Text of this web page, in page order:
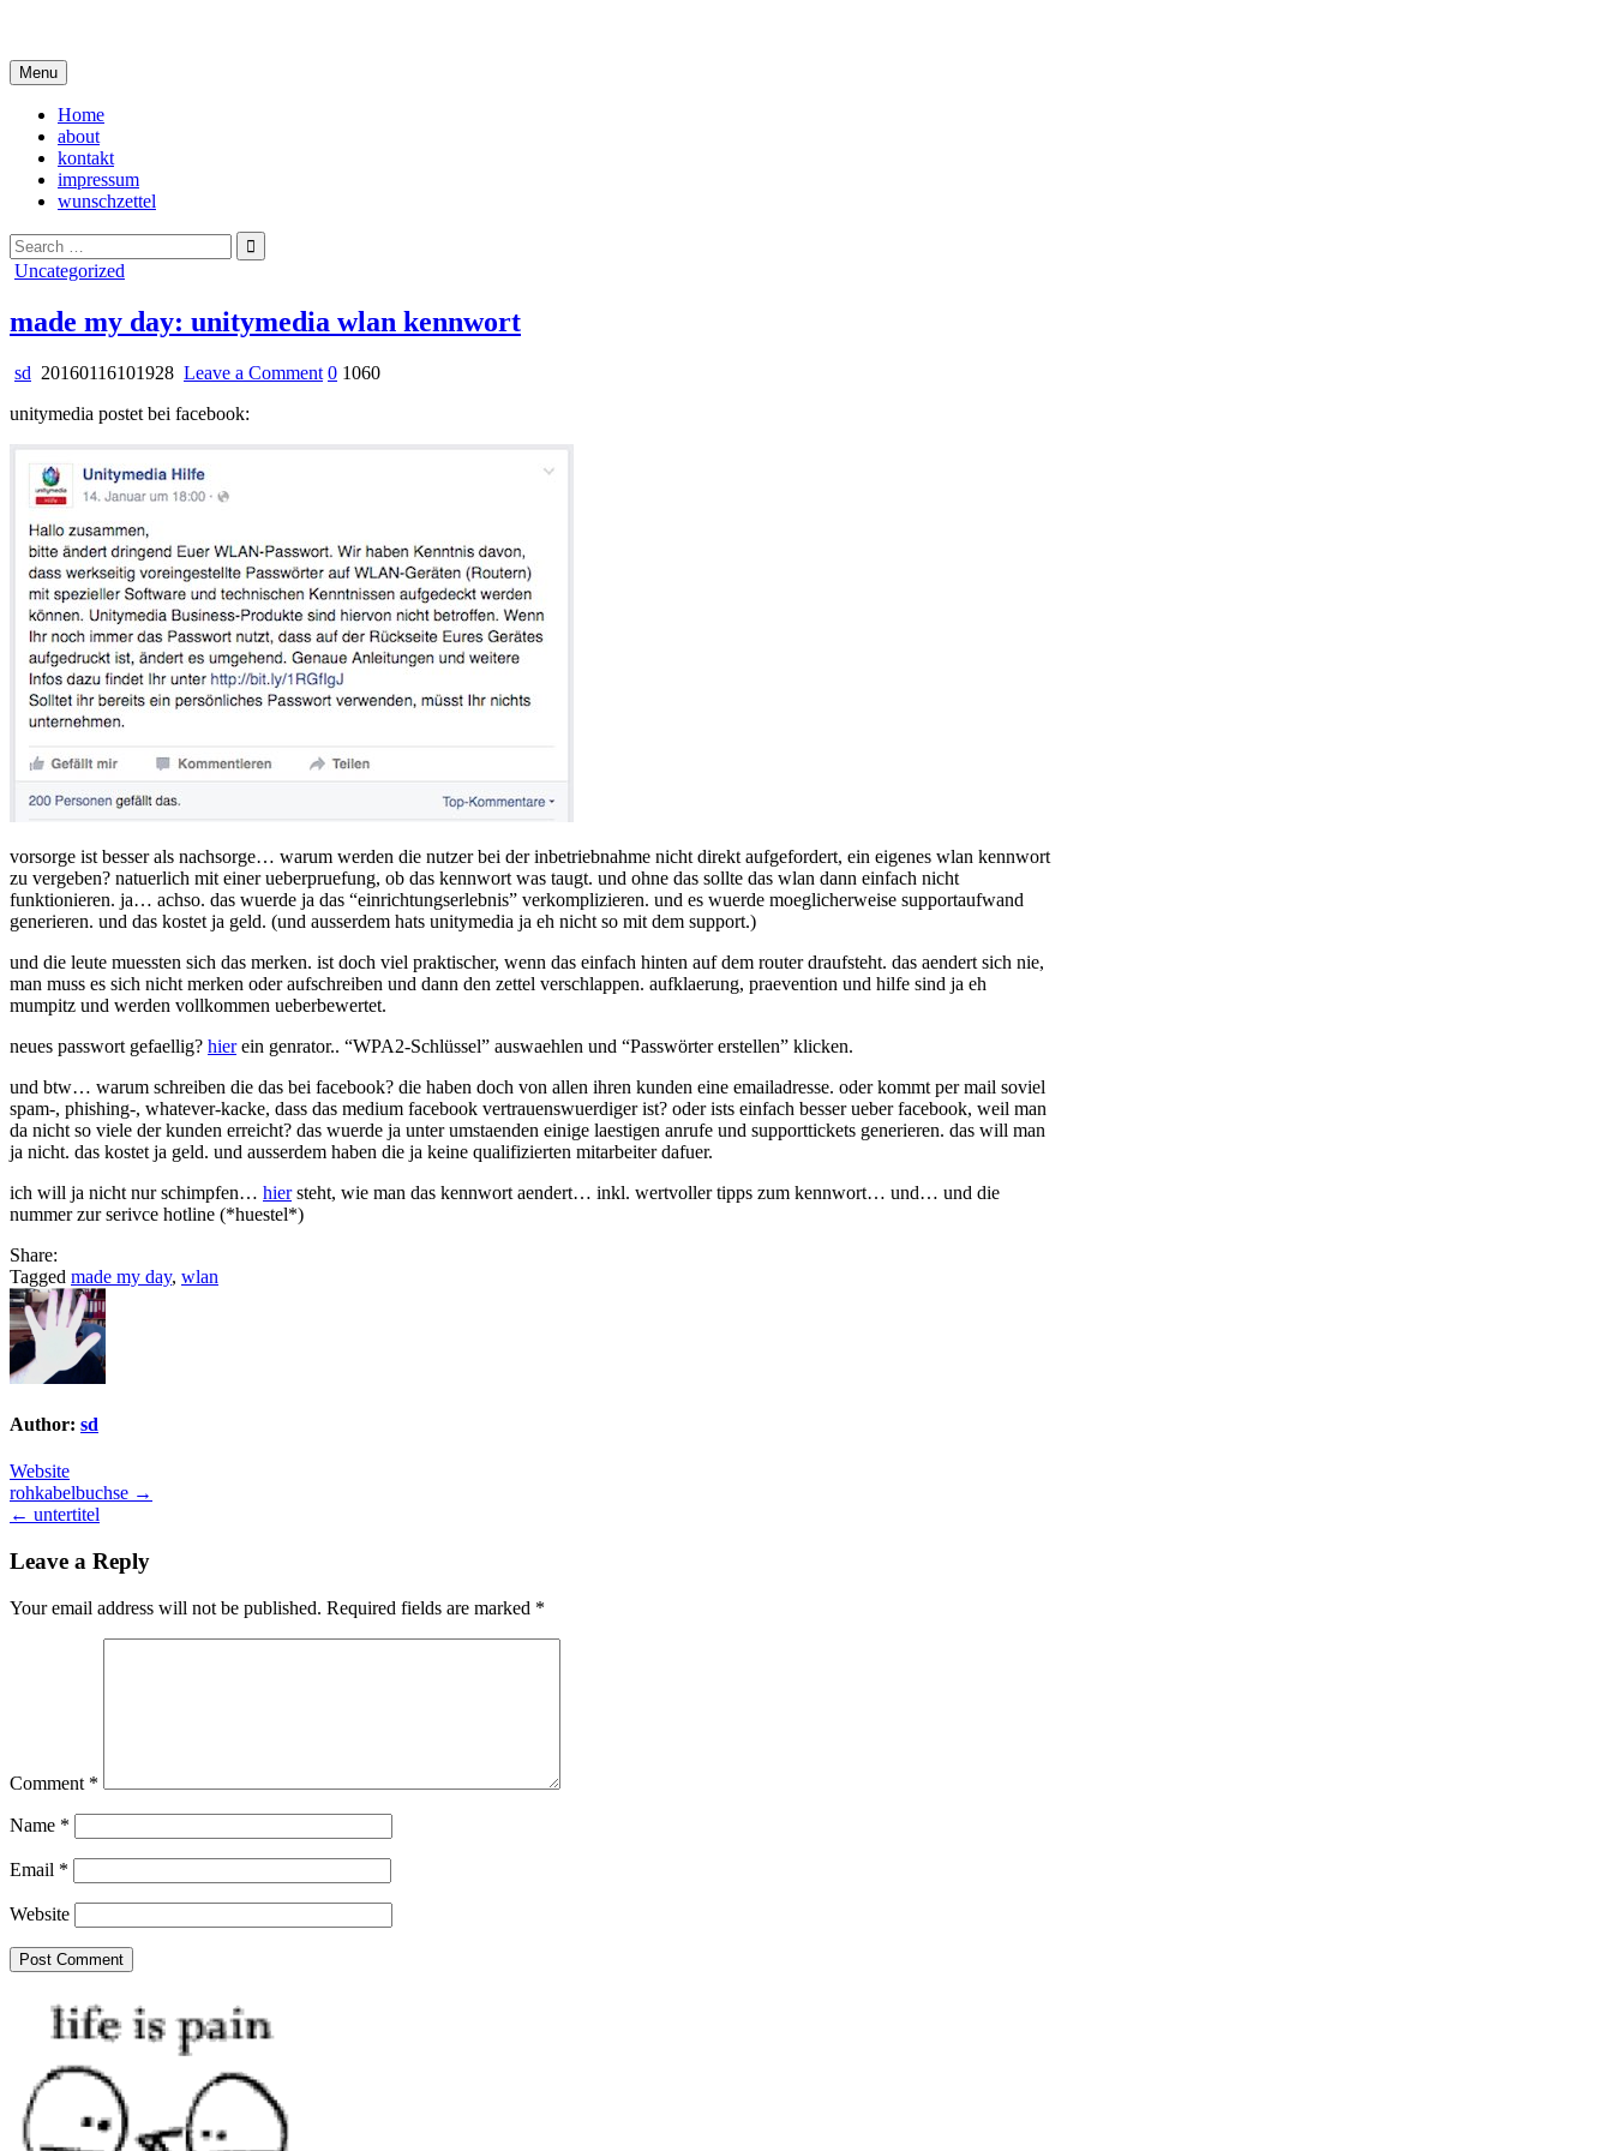
content
Menu
Home
about
kontakt
impressum
wunschzettel
Search
for:
Posted
Uncategorized
made my day: unitymedia wlan kennwort
sd 20160116101928 Leave a Commenton
0 1060
unitymedia postet bei facebook:
vorsorge ist besser als nachsorge… warum werden die nutzer bei der inbetriebnahme nicht direkt aufgefordert, ein eigenes wlan kennwort
zu vergeben? natuerlich mit einer ueberpruefung, ob das kennwort was taugt. und ohne das sollte das wlan dann einfach nicht
funktionieren. ja… achso. das wuerde ja das “einrichtungserlebnis” verkomplizieren. und es wuerde moeglicherweise supportaufwand
generieren. und das kostet ja geld. (und ausserdem hats unitymedia ja eh nicht so mit dem support.)
und die leute muessten sich das merken. ist doch viel praktischer, wenn das einfach hinten auf dem router draufsteht. das aendert sich nie,
man muss es sich nicht merken oder aufschreiben und dann den zettel verschlappen. aufklaerung, praevention und hilfe sind ja eh
mumpitz und werden vollkommen ueberbewertet.
neues passwort gefaellig? hierein genrator.. “WPA2-Schlüssel” auswaehlen und “Passwörter erstellen” klicken.
und btw… warum schreiben die das bei facebook? die haben doch von allen ihren kunden eine emailadresse. oder kommt per mail soviel
spam-, phishing-, whatever-kacke, dass das medium facebook vertrauenswuerdiger ist? oder ists einfach besser ueber facebook, weil man
da nicht so viele der kunden erreicht? das wuerde ja unter umstaenden einige laestigen anrufe und supporttickets generieren. das will man
ja nicht. das kostet ja geld. und ausserdem haben die ja keine qualifizierten mitarbeiter dafuer.
ich will ja nicht nur schimpfen… hiersteht, wie man das kennwort aendert… inkl. wertvoller tipps zum kennwort… und… und die
nummer zur serivce hotline (*huestel*)
Share:
Tagged made my day, wlan
Author: sd
Website
Post
navigation
rohkabelbuchse →
← untertitel
Leave a Reply
Your email address will not be published. Required fields are marked *
Comment *
Name *
Email *
Website